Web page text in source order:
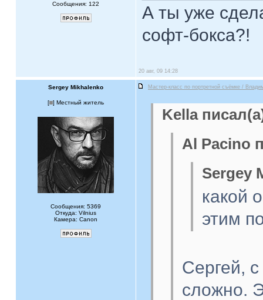
Сообщения: 122
А ты уже
софт-бокса?!
20 авг, 09 14:28
Sergey Mikhalenko Мастер-класс по портретной съёмке /
[ ] Местный житель
Сообщения: 5369
Откуда: Vilnius
Камера: Canon
Kella
Al Pacino
Sergey
какой
этим
Сергей,
сложно.